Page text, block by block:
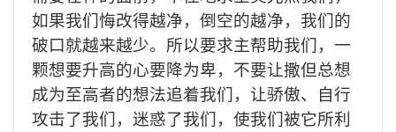
如果我们悔改得越净，倒空的越净，我们的
破口就越来越少。所以要求主帮助我们，一
颗想要升高的心要降为卑，不要让撒但总想
成为至高者的想法追着我们，让骄傲、自行
攻击了我们，迷惑了我们，使我们被它所利